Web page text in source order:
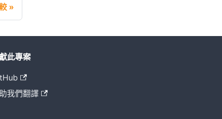
此專案
我們翻譯